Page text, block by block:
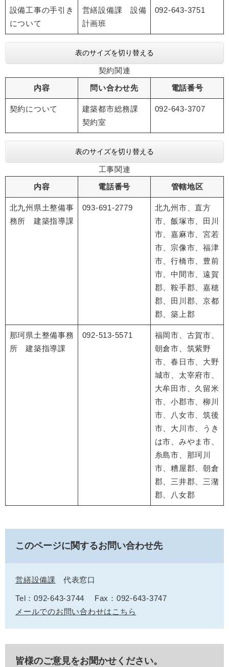
設備工事の手引き
について
営繕設備課 設備
計画班
092-643-3751
表のサイズを切り替える
契約関連
内容
問い合わせ先 電話番号
契約について
建築都市総務課
契約室
092-643-3707
表のサイズを切り替える
工事関連
内容
電話番号 管轄地区
北九州県土整備事
務所 建築指導課
093-691-2779
北九州市、直方
市、飯塚市、田川
市、嘉麻市、宮若
市、宗像市、福津
市、行橋市、豊前
市、中間市、遠賀
郡、鞍手郡、嘉穂
郡、田川郡、京都
郡、築上郡
那珂県土整備事務
所 建築指導課
092-513-5571
福岡市、古賀市、
朝倉市、筑紫野
市、春日市、大野
城市、太宰府市、
大牟田市、久留米
市、小郡市、柳川
市、八女市、筑後
市、大川市、うき
は市、みやま市、
糸島市、那珂川
市、糟屋郡、朝倉
郡、三井郡、三潴
郡、八女郡
このページに関するお問い合わせ先
営繕設備課 代表窓口
Tel：092-643-3744
Fax：092-643-3747
メールでのお問い合わせはこちら
皆様のご意見をお聞かせください。